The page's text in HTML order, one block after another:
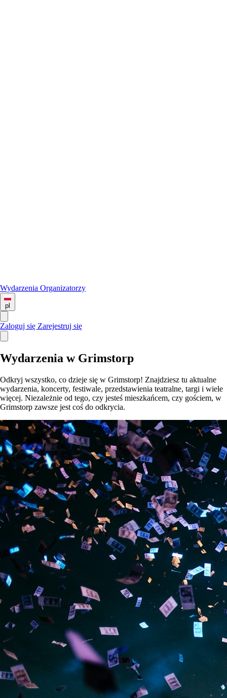
Wydarzenia Organizatorzy
pl
Zaloguj się Zarejestruj się
Wydarzenia w Grimstorp
Odkryj wszystko, co dzieje się w Grimstorp! Znajdziesz tu aktualne
wydarzenia, koncerty, festiwale, przedstawienia teatralne, targi i wiele
więcej. Niezależnie od tego, czy jesteś mieszkańcem, czy gościem, w
Grimstorp zawsze jest coś do odkrycia.